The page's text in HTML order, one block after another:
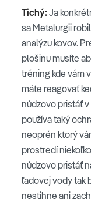
Tichý:Ja
sa Metalurgii
analýzu kovov.
plošinu musíte
tréning kde vám
máte reagovať
núdzovo pristáť
používa taký
neoprén ktorý
prostredí
núdzovo pristáť
ľadovej vody tak
nestihne ani